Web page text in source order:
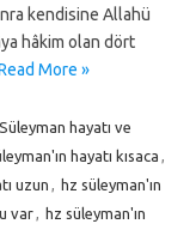
kendisine Allahü
hâkim olan dört
More »
hayatı ve
hayatı kısaca ,
uzun , hz süleyman'ın
var, hz süleyman'ın